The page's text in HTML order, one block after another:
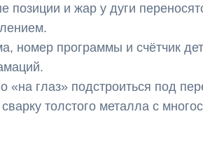
позиции и жар у дуги
номер программы и счётчик
глаз» подстроиться под
толстого металла с